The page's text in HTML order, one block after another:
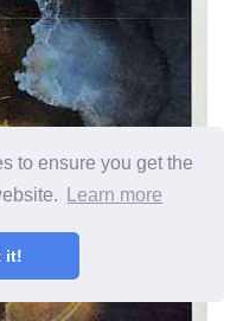
to ensure you get the
Learn more
it!